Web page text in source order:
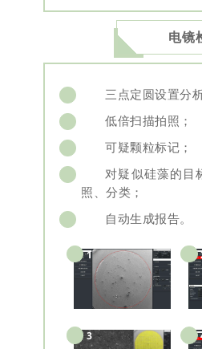
电镜
三点定圆设置分
低倍扫描拍照；
可疑颗粒标记；
对疑似硅藻的目
照、分类；
自动生成报告。
1
3